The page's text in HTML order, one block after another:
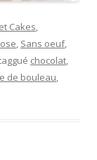
Cakes,
, Sans oeuf,
chocolat,
de bouleau,